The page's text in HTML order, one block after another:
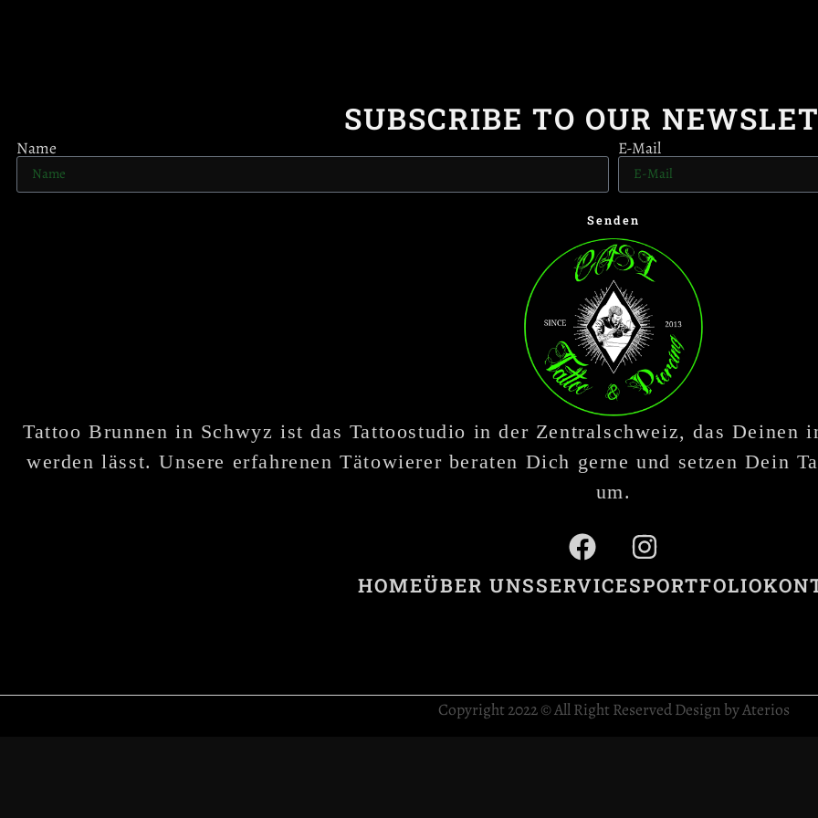
SUBSCRIBE TO OUR
Name E-Mail
Senden
Tattoo Brunnen in Schwyz ist das Tattoostudio in der Zentralschweiz, das
werden lässt. Unsere erfahrenen Tätowierer beraten Dich gerne und setzen Dein
um.
HOMEÜBER UNSSERVICESPORTFOLIO
Copyright 2022 © All Right Reserved Design by Aterios